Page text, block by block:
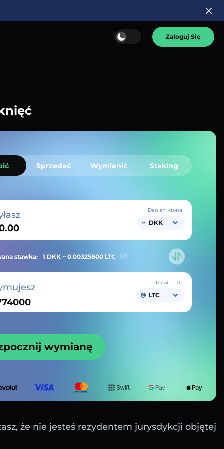
Zaloguj Się
Sprzedać Wymienić Staking
Danish Krona
DKK
stawka: 1 DKK ~ 0.00325800 LTC
Litecoin LTC
LTC
wymianę
że nie jesteś rezydentem jurysdykcji objętej